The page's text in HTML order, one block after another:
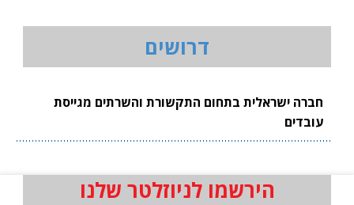
דרושים
חברה ישראלית בתחום התקשורת והשרתים מגייסת
עובדים
הירשמו לניוזלטר שלנו